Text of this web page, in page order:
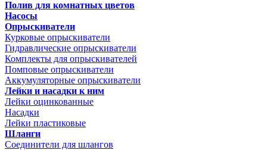
Полив для комнатных цветов
Насосы
Опрыскиватели
Курковые опрыскиватели
Гидравлические опрыскиватели
Комплекты для опрыскивателей
Помповые опрыскиватели
Аккумуляторные опрыскиватели
Лейки и насадки к ним
Лейки оцинкованные
Насадки
Лейки пластиковые
Шланги
Соединители для шлангов